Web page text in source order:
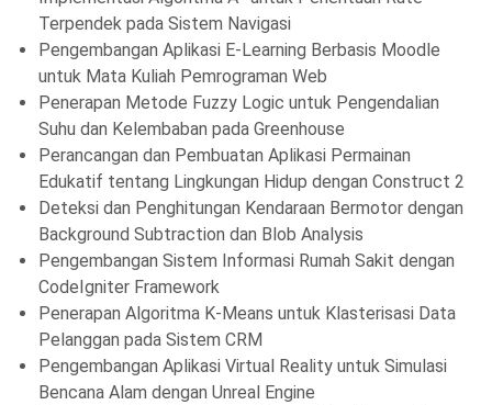
Terpendek pada Sistem Navigasi
Pengembangan Aplikasi E-Learning Berbasis Moodle
untuk Mata Kuliah Pemrograman Web
Penerapan Metode Fuzzy Logic untuk Pengendalian
Suhu dan Kelembaban pada Greenhouse
Perancangan dan Pembuatan Aplikasi Permainan
Edukatif tentang Lingkungan Hidup dengan Construct 2
Deteksi dan Penghitungan Kendaraan Bermotor dengan
Background Subtraction dan Blob Analysis
Pengembangan Sistem Informasi Rumah Sakit dengan
CodeIgniter Framework
Penerapan Algoritma K-Means untuk Klasterisasi Data
Pelanggan pada Sistem CRM
Pengembangan Aplikasi Virtual Reality untuk Simulasi
Bencana Alam dengan Unreal Engine